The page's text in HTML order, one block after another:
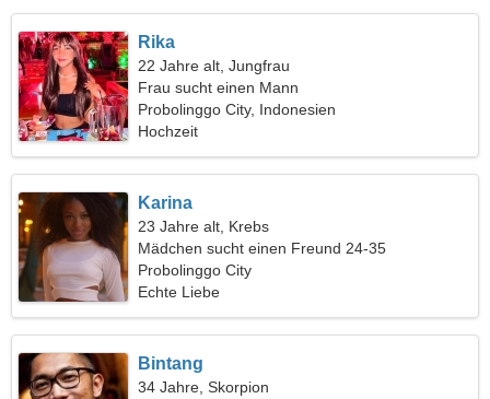
Rika
22 Jahre alt, Jungfrau
Frau sucht einen Mann
Probolinggo City, Indonesien
Hochzeit
Karina
23 Jahre alt, Krebs
Mädchen sucht einen Freund 24-35
Probolinggo City
Echte Liebe
Bintang
34 Jahre, Skorpion